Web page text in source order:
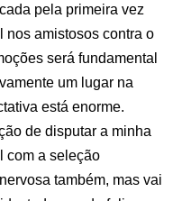
pela primeira vez
nos amistosos contra o
será fundamental
um lugar na
está enorme.
de disputar a minha
com a seleção
também, mas vai